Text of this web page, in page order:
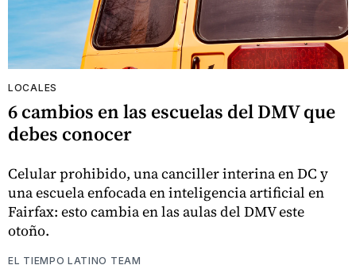
LOCALES
6 cambios en las escuelas del DMV que
debes conocer
Celular prohibido, una canciller interina en DC y
una escuela enfocada en inteligencia artificial en
Fairfax: esto cambia en las aulas del DMV este
otoño.
EL TIEMPO LATINO TEAM